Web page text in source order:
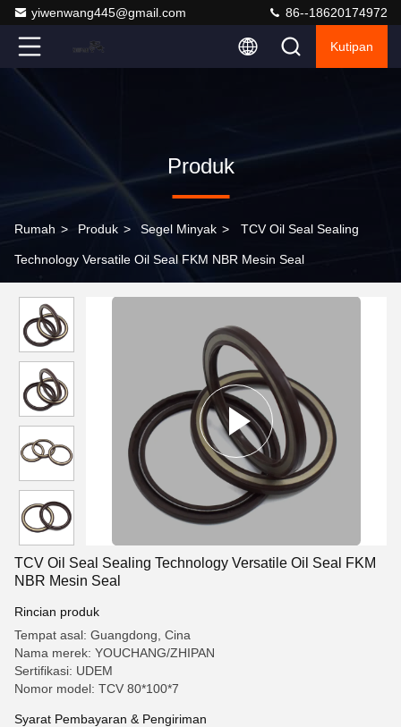
yiwenwang445@gmail.com 86--18620174972
Kutipan
Produk
Rumah > Produk > Segel Minyak > TCV Oil Seal Sealing
Technology Versatile Oil Seal FKM NBR Mesin Seal
TCV Oil Seal Sealing Technology Versatile Oil Seal FKM
NBR Mesin Seal
Rincian produk
Tempat asal: Guangdong, Cina
Nama merek: YOUCHANG/ZHIPAN
Sertifikasi: UDEM
Nomor model: TCV 80*100*7
Syarat Pembayaran & Pengiriman